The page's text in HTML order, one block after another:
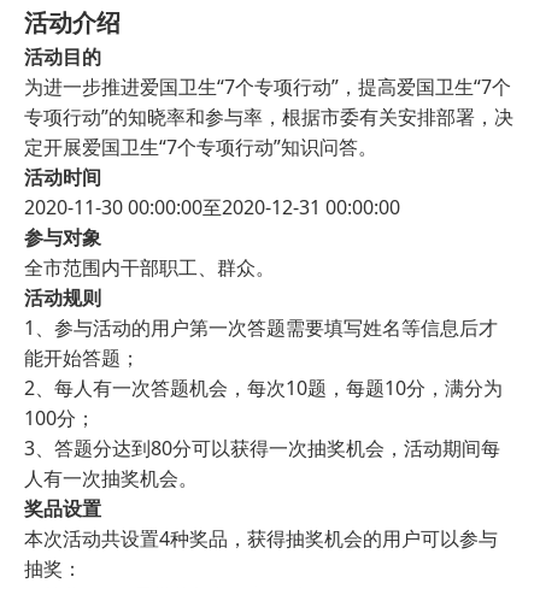
活动介绍
活动目的
为进一步推进爱国卫生“7个专项行动”，提高爱国卫生“7个
专项行动”的知晓率和参与率，根据市委有关安排部署，决
定开展爱国卫生“7个专项行动”知识问答。
活动时间
2020-11-30 00:00:00至2020-12-31 00:00:00
参与对象
全市范围内干部职工、群众。
活动规则
1、参与活动的用户第一次答题需要填写姓名等信息后才
能开始答题；
2、每人有一次答题机会，每次10题，每题10分，满分为
100分；
3、答题分达到80分可以获得一次抽奖机会，活动期间每
人有一次抽奖机会。
奖品设置
本次活动共设置4种奖品，获得抽奖机会的用户可以参与
抽奖：